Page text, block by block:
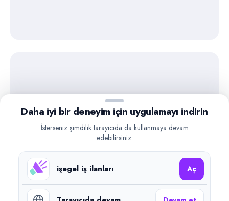
Daha iyi bir deneyim için uygulamayı indirin
İsterseniz şimdilik tarayıcıda da kullanmaya devam
edebilirsiniz.
işegel iş ilanları Aç